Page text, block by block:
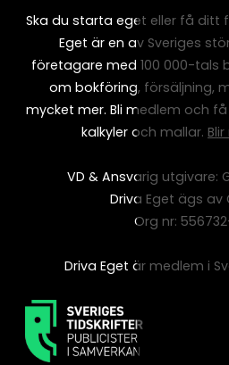
Ska du starta eget eller få ditt
Eget är en av Sveriges
företagare med 100 000-tals
om bokföring, försäljning,
mycket mer. Bli medlem och
kalkyler och mallar.
VD & Ansvarig utgivare:
Driva Eget ägs av
Org nr:
Driva Eget är medlem i